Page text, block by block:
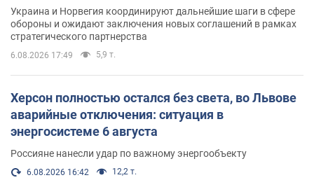
Украина и Норвегия координируют дальнейшие шаги в сфере
обороны и ожидают заключения новых соглашений в рамках
стратегического партнерства
6.08.2026 17:49 5,9 т.
Херсон полностью остался без света, во Львове
аварийные отключения: ситуация в
энергосистеме 6 августа
Россияне нанесли удар по важному энергообъекту
6.08.2026 16:42 12,2 т.